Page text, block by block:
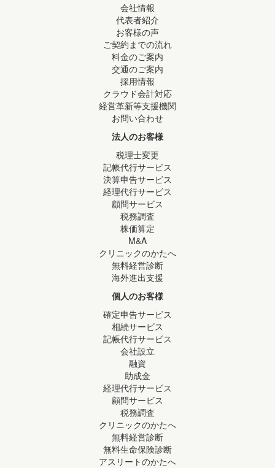
会社情報
代表者紹介
お客様の声
ご契約までの流れ
料金のご案内
交通のご案内
採用情報
クラウド会計対応
経営革新等支援機関
お問い合わせ
法人のお客様
税理士変更
記帳代行サービス
決算申告サービス
経理代行サービス
顧問サービス
税務調査
株価算定
M&A
クリニックのかたへ
無料経営診断
海外進出支援
個人のお客様
確定申告サービス
相続サービス
記帳代行サービス
会社設立
融資
助成金
経理代行サービス
顧問サービス
税務調査
クリニックのかたへ
無料経営診断
無料生命保険診断
アスリートのかたへ